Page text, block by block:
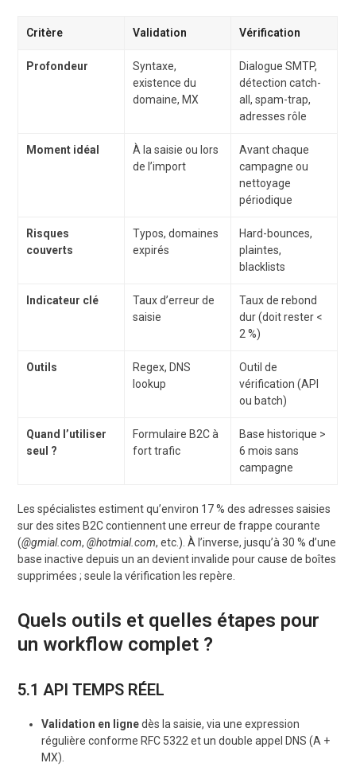
Critère Validation Vérification
Profondeur
Syntaxe,
existence du
domaine, MX
Dialogue SMTP,
détection catch-
all, spam-trap,
adresses rôle
Moment idéal
À la saisie ou lors
de l’import
Avant chaque
campagne ou
nettoyage
périodique
Risques
couverts
Typos, domaines
expirés
Hard-bounces,
plaintes,
blacklists
Indicateur clé
Taux d’erreur de
saisie
Taux de rebond
dur (doit rester <
2 %)
Outils
Regex, DNS
lookup
Outil de
vérification (API
ou batch)
Quand l’utiliser
seul ?
Formulaire B2C à
fort trafic
Base historique >
6 mois sans
campagne
Les spécialistes estiment qu’environ 17 % des adresses saisies
sur des sites B2C contiennent une erreur de frappe courante
(@gmial.com,@hotmial.com, etc.). À l’inverse, jusqu’à 30 % d’une
base inactive depuis un an devient invalide pour cause de boîtes
supprimées ; seule la vérification les repère.
Quels outils et quelles étapes pour
un workflow complet ?
5.1 API TEMPS RÉEL
Validation en lignedès la saisie, via une expression
régulière conforme RFC 5322 et un double appel DNS (A +
MX).